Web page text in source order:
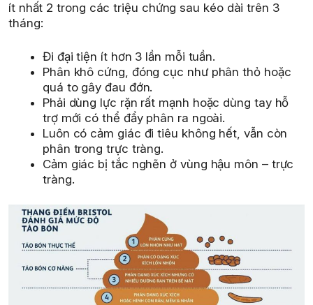
ít nhất 2 trong các triệu chứng sau kéo dài trên 3
tháng:
Đi đại tiện ít hơn 3 lần mỗi tuần.
Phân khô cứng, đóng cục như phân thỏ hoặc
quá to gây đau đớn.
Phải dùng lực rặn rất mạnh hoặc dùng tay hỗ
trợ mới có thể đẩy phân ra ngoài.
Luôn có cảm giác đi tiêu không hết, vẫn còn
phân trong trực tràng.
Cảm giác bị tắc nghẽn ở vùng hậu môn – trực
tràng.